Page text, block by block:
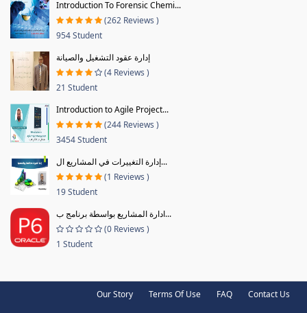
Introduction To Forensic Chemi...
(262 Reviews )
954 Student
إدارة عقود التشغيل والصيانة
(4 Reviews )
21 Student
Introduction to Agile Project...
(244 Reviews )
3454 Student
إدارة التغييرات في المشاريع ال...
(1 Reviews )
19 Student
ادارة المشاريع بواسطة برنامج ب...
(0 Reviews )
1 Student
Our Story Terms Of Use FAQ Contact Us